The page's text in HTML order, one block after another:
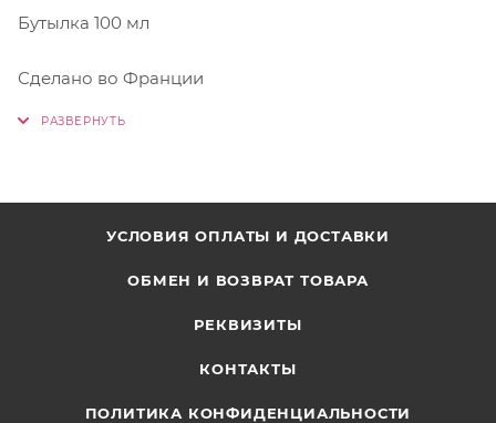
Бутылка 100 мл
Сделано во Франции
УСЛОВИЯ ОПЛАТЫ И ДОСТАВКИ
ОБМЕН И ВОЗВРАТ ТОВАРА
РЕКВИЗИТЫ
КОНТАКТЫ
ПОЛИТИКА КОНФИДЕНЦИАЛЬНОСТИ